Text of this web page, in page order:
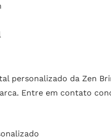
personalizado da Zen
Entre em contato